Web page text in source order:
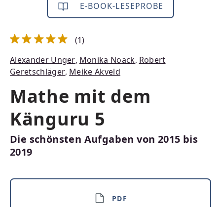
E-BOOK-LESEPROBE
(1)
Alexander Unger, Monika Noack, Robert
Geretschläger, Meike Akveld
Mathe mit dem
Känguru 5
Die schönsten Aufgaben von 2015 bis
2019
PDF